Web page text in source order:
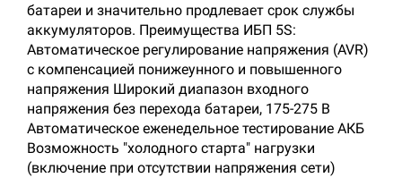
батареи и значительно продлевает срок службы
аккумуляторов. Преимущества ИБП 5S:
Автоматическое регулирование напряжения (AVR)
с компенсацией понижеyнного и повышенного
напряжения Широкий диапазон входного
напряжения без перехода батареи, 175-275 В
Автоматическое еженедельное тестирование АКБ
Возможность "холодного старта" нагрузки
(включение при отсутствии напряжения сети)